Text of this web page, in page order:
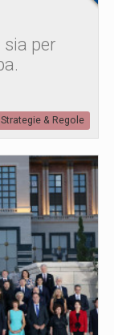
sia per
Strategie & Regole